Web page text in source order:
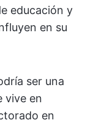
educación y
en su
ser una
vive en
en